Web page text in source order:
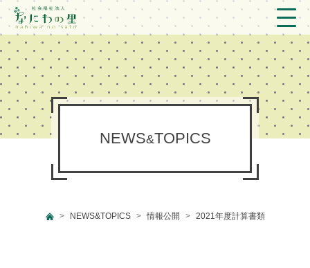
トップ
法人概要/アクセス
こども/相談支援
新着情報
NEWS&TOPICS
NEWS&TOPICS 情報公開 2021年度計算書類